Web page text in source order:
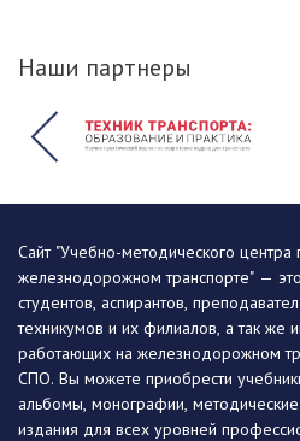
Наши партнеры
Сайт "Учебно-методического
железнодорожном транспорте" —
студентов, аспирантов,
техникумов и их филиалов, а так же
работающих на железнодорожном
СПО. Вы можете приобрести
альбомы, монографии,
издания для всех уровней